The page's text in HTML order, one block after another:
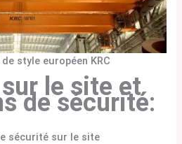
style européen KRC
le site et
de sécurité:
sécurité sur le site